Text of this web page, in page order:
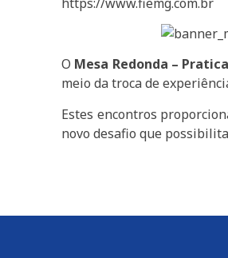
O Mesa Redonda –
meio da troca de
Estes encontros
novo desafio que